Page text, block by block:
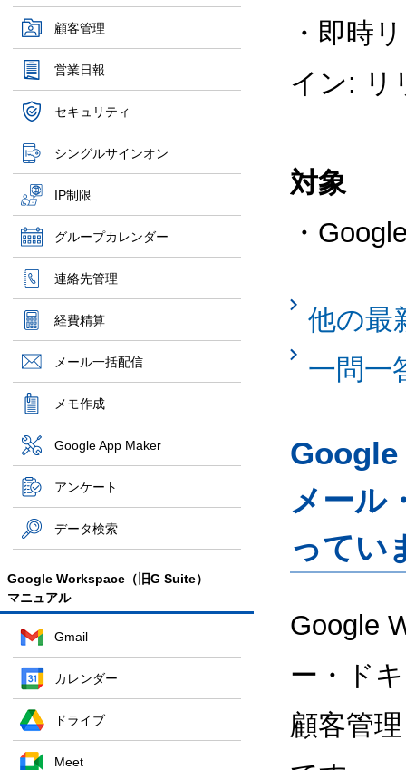
顧客管理
営業日報
セキュリティ
シングルサインオン
IP制限
グループカレンダー
連絡先管理
経費精算
メール一括配信
メモ作成
Google App Maker
アンケート
データ検索
Google Workspace（旧G Suite）
マニュアル
Gmail
カレンダー
ドライブ
Meet
・即時
イン: リ
対象
・
他の最
一問一
Google
メール
ってい
Google
ー・ド
顧客管